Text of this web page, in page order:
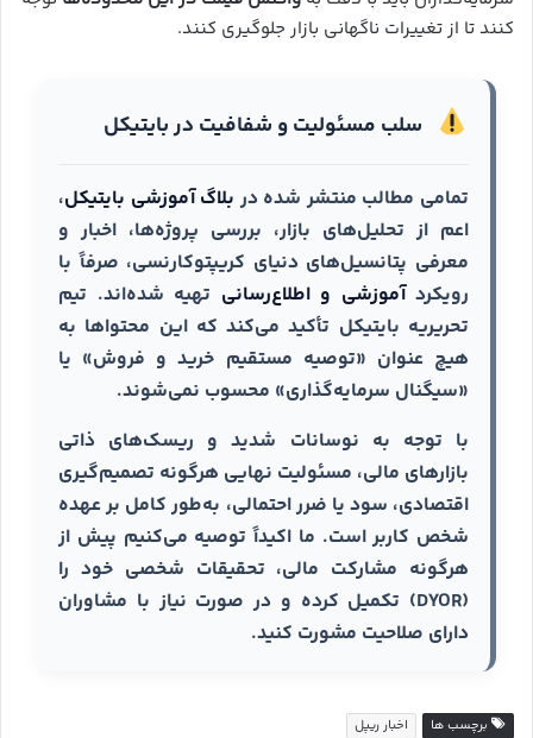
کنند تا از تغییرات ناگهانی بازار جلوگیری کنند.
سلب مسئولیت و شفافیت در بایتیکل
تمامی مطالب منتشر شده در بلاگ آموزشی بایتیکل،
اعم از تحلیل‌های بازار، بررسی پروژه‌ها، اخبار و
معرفی پتانسیل‌های دنیای کریپتوکارنسی، صرفاً با
رویکردآموزشی و اطلاع‌رسانی تهیه شده‌اند. تیم
تحریریه بایتیکل تأکید می‌کند که این محتواها به
هیچ عنوان «توصیه مستقیم خرید و فروش» یا
«سیگنال سرمایه‌گذاری» محسوب نمی‌شوند.
با توجه به نوسانات شدید و ریسک‌های ذاتی
بازارهای مالی، مسئولیت نهایی هرگونه تصمیم‌گیری
اقتصادی، سود یا ضرر احتمالی، به‌طور کامل بر عهده
شخص کاربر است. ما اکیداً توصیه می‌کنیم پیش از
هرگونه مشارکت مالی، تحقیقات شخصی خود را
(DYOR) تکمیل کرده و در صورت نیاز با مشاوران
دارای صلاحیت مشورت کنید.
برچسب ها اخبار ریپل